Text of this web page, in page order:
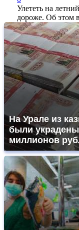
Улететь на
дороже. Об этом
На Урале из
были
миллионов